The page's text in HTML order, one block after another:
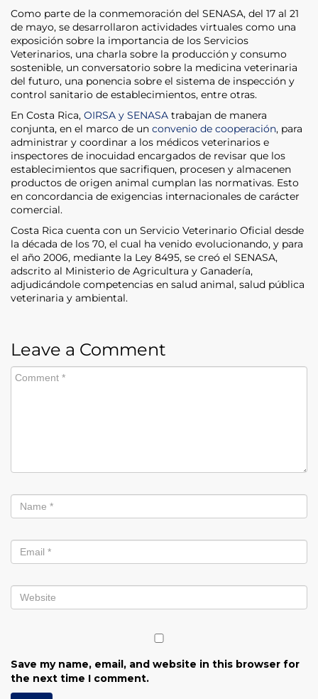
Como parte de la conmemoración del SENASA, del 17 al 21
de mayo, se desarrollaron actividades virtuales como una
exposición sobre la importancia de los Servicios
Veterinarios, una charla sobre la producción y consumo
sostenible, un conversatorio sobre la medicina veterinaria
del futuro, una ponencia sobre el sistema de inspección y
control sanitario de establecimientos, entre otras.
En Costa Rica, OIRSA y SENASA trabajan de manera
conjunta, en el marco de un convenio de cooperación, para
administrar y coordinar a los médicos veterinarios e
inspectores de inocuidad encargados de revisar que los
establecimientos que sacrifiquen, procesen y almacenen
productos de origen animal cumplan las normativas. Esto
en concordancia de exigencias internacionales de carácter
comercial.
Costa Rica cuenta con un Servicio Veterinario Oficial desde
la década de los 70, el cual ha venido evolucionando, y para
el año 2006, mediante la Ley 8495, se creó el SENASA,
adscrito al Ministerio de Agricultura y Ganadería,
adjudicándole competencias en salud animal, salud pública
veterinaria y ambiental.
Leave a Comment
Save my name, email, and website in this browser for
the next time I comment.